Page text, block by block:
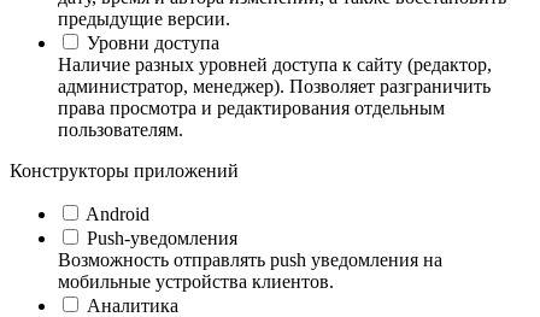
предыдущие версии.
Уровни доступа
Наличие разных уровней доступа к сайту (редактор,
администратор, менеджер). Позволяет разграничить
права просмотра и редактирования отдельным
пользователям.
Конструкторы приложений
Android
Push-уведомления
Возможность отправлять push уведомления на
мобильные устройства клиентов.
Аналитика